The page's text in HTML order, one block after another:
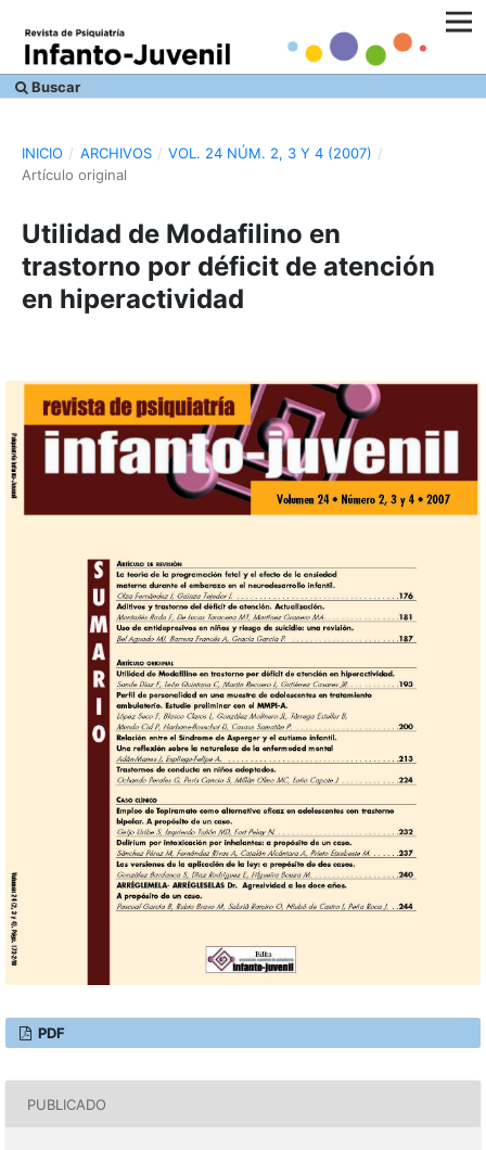
Buscar
INICIO / ARCHIVOS / VOL. 24 NÚM. 2, 3 Y 4 (2007) /
Artículo original
Utilidad de Modafilino en
trastorno por déficit de atención
en hiperactividad
PDF
PUBLICADO